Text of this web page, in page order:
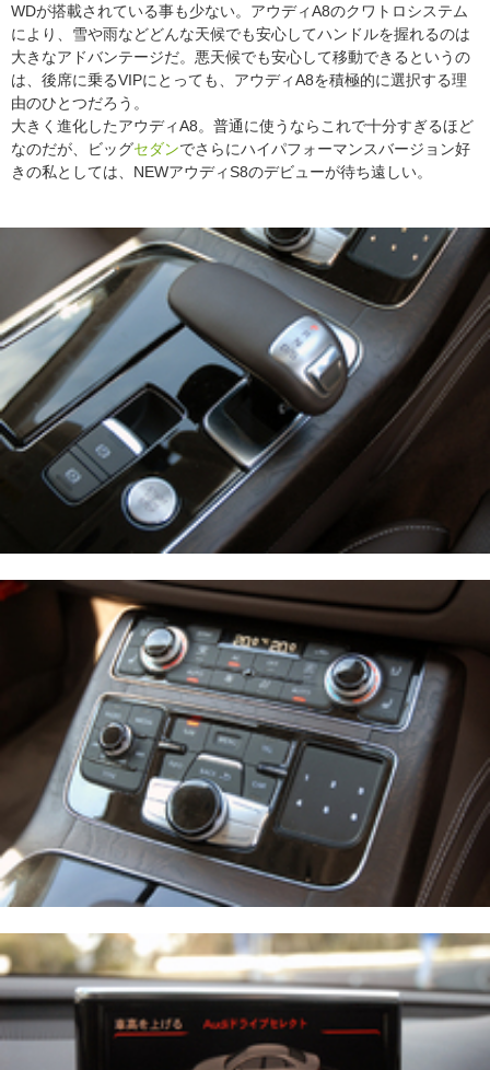
WDが搭載されている事も少ない。アウディA8のクワトロシステム
により、雪や雨などどんな天候でも安心してハンドルを握れるのは
大きなアドバンテージだ。悪天候でも安心して移動できるというの
は、後席に乗るVIPにとっても、アウディA8を積極的に選択する理
由のひとつだろう。
大きく進化したアウディA8。普通に使うならこれで十分すぎるほど
なのだが、ビッグセダンでさらにハイパフォーマンスバージョン好
きの私としては、NEWアウディS8のデビューが待ち遠しい。